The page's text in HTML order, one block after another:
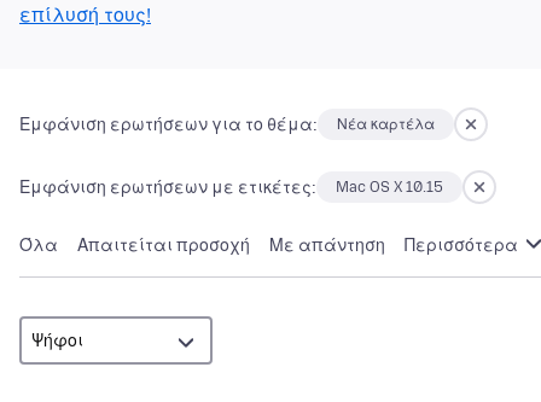
επίλυσή τους!
Εμφάνιση ερωτήσεων για το θέμα: Νέα καρτέλα
Εμφάνιση ερωτήσεων με ετικέτες: Mac OS X 10.15
Όλα Απαιτείται προσοχή Με απάντηση Περισσότερα